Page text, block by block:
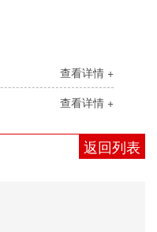
查看详情 +
查看详情 +
返回列表